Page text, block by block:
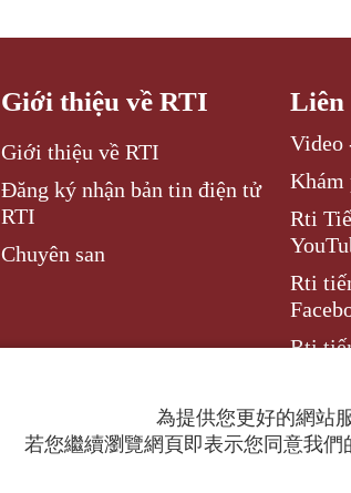
Giới thiệu về RTI
Giới thiệu về RTI
Đăng ký nhận bản tin điện tử
RTI
Chuyên san
Liên
Video
Khám
Rti
Rti
Rti
為提供您更好的網站
若您繼續瀏覽網頁即表示您同意我們